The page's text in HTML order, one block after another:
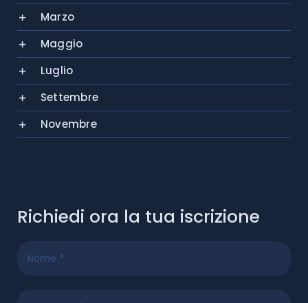
Marzo
Maggio
Luglio
Settembre
Novembre
Richiedi ora la tua iscrizione